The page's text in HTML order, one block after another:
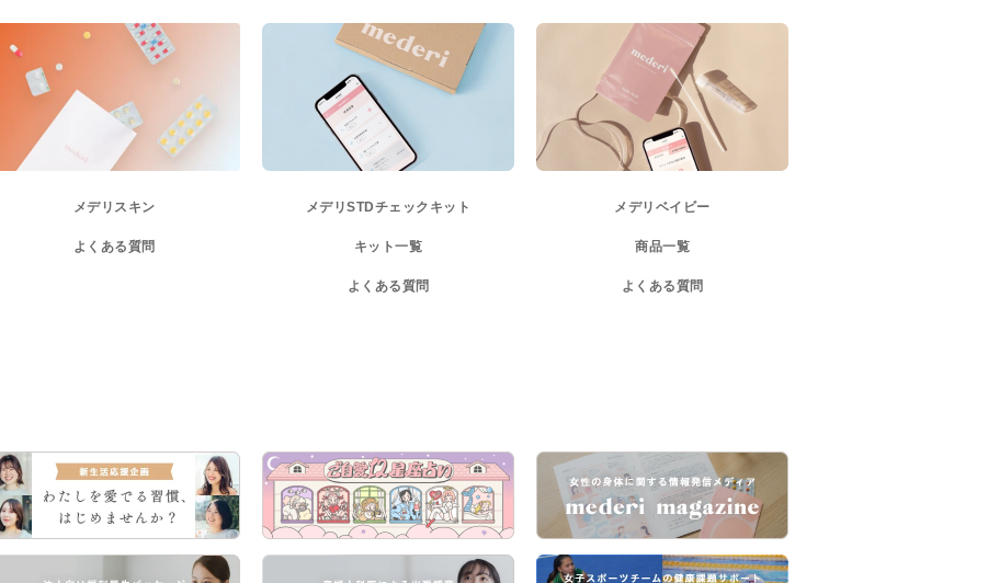
メデリスキン
よくある質問
メデリSTDチェックキット
キット一覧
よくある質問
メデリベイビー
商品一覧
よくある質問